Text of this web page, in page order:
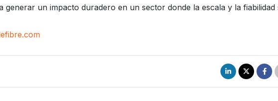
un impacto duradero en un sector donde la escala y la fiabilidad